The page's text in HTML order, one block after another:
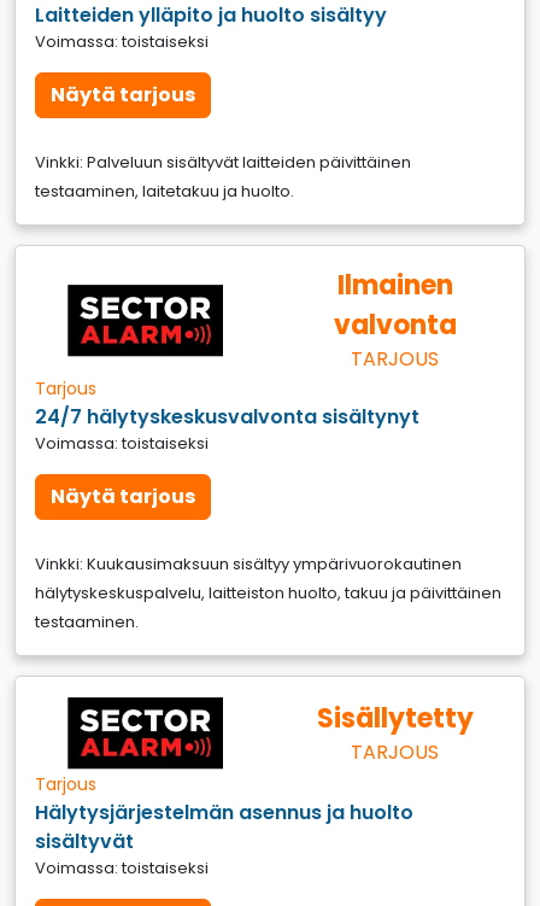
Laitteiden ylläpito ja huolto sisältyy
Voimassa: toistaiseksi
Näytä tarjous
Vinkki: Palveluun sisältyvät laitteiden päivittäinen
testaaminen, laitetakuu ja huolto.
Ilmainen
valvonta
TARJOUS
Tarjous
24/7 hälytyskeskusvalvonta sisältynyt
Voimassa: toistaiseksi
Näytä tarjous
Vinkki: Kuukausimaksuun sisältyy ympärivuorokautinen
hälytyskeskuspalvelu, laitteiston huolto, takuu ja päivittäinen
testaaminen.
Sisällytetty
TARJOUS
Tarjous
Hälytysjärjestelmän asennus ja huolto
sisältyvät
Voimassa: toistaiseksi